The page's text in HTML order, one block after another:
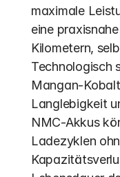
maximale
eine
Kilometern,
Technologisch
Mangan-
Langlebigkeit
NMC-Akkus
Ladezyklen